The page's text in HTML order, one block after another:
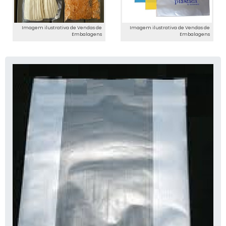
Imagem ilustrativa de Vendas de
Embalagens
Imagem ilustrativa de Vendas de
Embalagens